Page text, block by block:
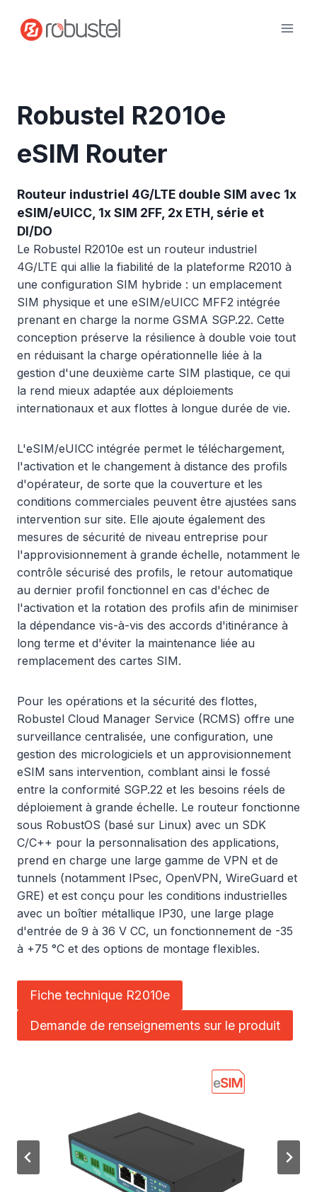
contenu
Robustel R2010e
eSIM Router
Routeur industriel 4G/LTE double SIM avec 1x
eSIM/eUICC, 1x SIM 2FF, 2x ETH, série et
DI/DO
Le Robustel R2010e est un routeur industriel
4G/LTE qui allie la fiabilité de la plateforme R2010 à
une configuration SIM hybride : un emplacement
SIM physique et une eSIM/eUICC MFF2 intégrée
prenant en charge la norme GSMA SGP.22. Cette
conception préserve la résilience à double voie tout
en réduisant la charge opérationnelle liée à la
gestion d'une deuxième carte SIM plastique, ce qui
la rend mieux adaptée aux déploiements
internationaux et aux flottes à longue durée de vie.
L'eSIM/eUICC intégrée permet le téléchargement,
l'activation et le changement à distance des profils
d'opérateur, de sorte que la couverture et les
conditions commerciales peuvent être ajustées sans
intervention sur site. Elle ajoute également des
mesures de sécurité de niveau entreprise pour
l'approvisionnement à grande échelle, notamment le
contrôle sécurisé des profils, le retour automatique
au dernier profil fonctionnel en cas d'échec de
l'activation et la rotation des profils afin de minimiser
la dépendance vis-à-vis des accords d'itinérance à
long terme et d'éviter la maintenance liée au
remplacement des cartes SIM.
Pour les opérations et la sécurité des flottes,
Robustel Cloud Manager Service (RCMS) offre une
surveillance centralisée, une configuration, une
gestion des micrologiciels et un approvisionnement
eSIM sans intervention, comblant ainsi le fossé
entre la conformité SGP.22 et les besoins réels de
déploiement à grande échelle. Le routeur fonctionne
sous RobustOS (basé sur Linux) avec un SDK
C/C++ pour la personnalisation des applications,
prend en charge une large gamme de VPN et de
tunnels (notamment IPsec, OpenVPN, WireGuard et
GRE) et est conçu pour les conditions industrielles
avec un boîtier métallique IP30, une large plage
d'entrée de 9 à 36 V CC, un fonctionnement de -35
à +75 °C et des options de montage flexibles.
Fiche technique R2010e
Demande de renseignements sur le produit